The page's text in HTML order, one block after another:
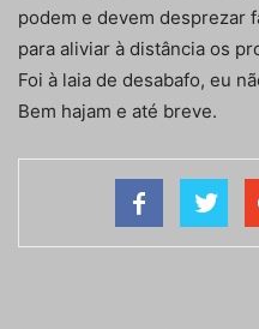
podem e devem desprezar
para aliviar à distância os
Foi à laia de desabafo, eu
Bem hajam e até breve.